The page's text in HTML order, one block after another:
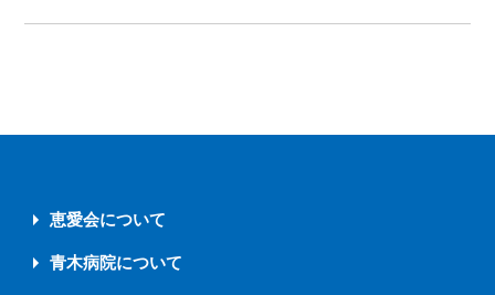
恵愛会について
青木病院について